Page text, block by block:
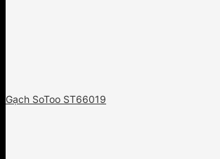
Gạch SoToo ST66019